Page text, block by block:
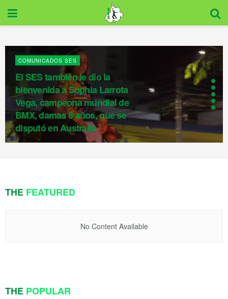
COMUNICADOS SES
El SES también le dio la
bienvenida a Sophia Larrota
Vega, campeona mundial de
BMX, damas 8 años, que se
disputó en Australia.
THE FEATURED
No Content Available
THE POPULAR